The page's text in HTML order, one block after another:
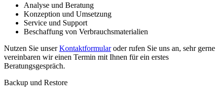
Analyse und Beratung
Konzeption und Umsetzung
Service und Support
Beschaffung von Verbrauchsmaterialien
Nutzen Sie unserKontaktformularoder rufen Sie uns an, sehr gerne
vereinbaren wir einen Termin mit Ihnen für ein erstes
Beratungsgespräch.
Backup und Restore